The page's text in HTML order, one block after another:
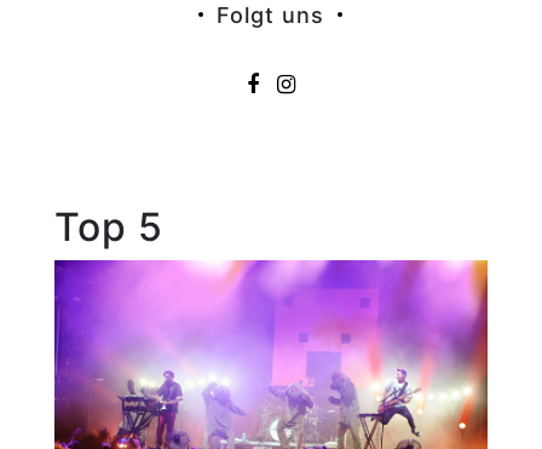
Beiträge
Folgt uns
Top 5